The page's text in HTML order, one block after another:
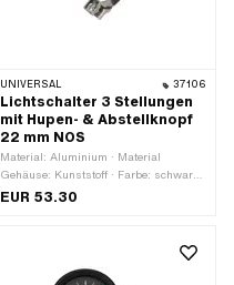
UNIVERSAL 37106
Lichtschalter 3 Stellungen
mit Hupen- & Abstellknopf
22 mm NOS
Material: Aluminium · Material
Gehäuse: Kunststoff · Farbe: schwarz
· Anzahl Stellungen: 3 Stk. · Ø Lenker:
EUR 53.30